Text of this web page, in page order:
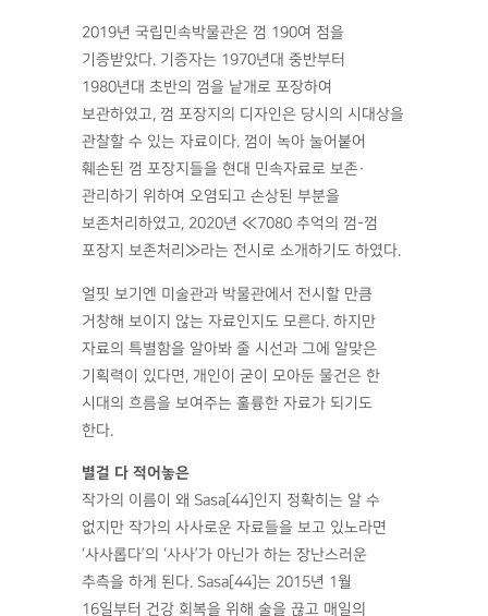
2019년 국립민속박물관은 껌 190여 점을
기증받았다. 기증자는 1970년대 중반부터
1980년대 초반의 껌을 낱개로 포장하여
보관하였고, 껌 포장지의 디자인은 당시의 시대상을
관찰할 수 있는 자료이다. 껌이 녹아 눌어붙어
훼손된 껌 포장지들을 현대 민속자료로 보존·
관리하기 위하여 오염되고 손상된 부분을
보존처리하였고, 2020년 ≪7080 추억의 껌-껌
포장지 보존처리≫라는 전시로 소개하기도 하였다.
얼핏 보기엔 미술관과 박물관에서 전시할 만큼
거창해 보이지 않는 자료인지도 모른다. 하지만
자료의 특별함을 알아봐 줄 시선과 그에 알맞은
기획력이 있다면, 개인이 굳이 모아둔 물건은 한
시대의 흐름을 보여주는 훌륭한 자료가 되기도
한다.
별걸 다 적어놓은
작가의 이름이 왜 Sasa[44]인지 정확히는 알 수
없지만 작가의 사사로운 자료들을 보고 있노라면
‘사사롭다’의 ‘사사’가 아닌가 하는 장난스러운
추측을 하게 된다. Sasa[44]는 2015년 1월
16일부터 건강 회복을 위해 술을 끊고 매일의